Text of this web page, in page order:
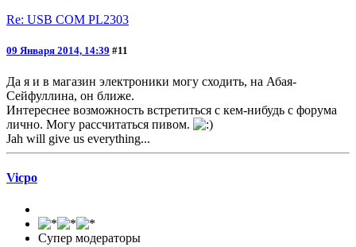
Re: USB COM PL2303
09 Января 2014, 14:39 #11
Да я и в магазин электроники могу сходить, на Абая-
Сейфуллина, он ближе.
Интереснее возможность встретиться с кем-нибудь с форума
лично. Могу рассчитаться пивом.
Jah will give us everything...
Vicpo
Супер модераторы